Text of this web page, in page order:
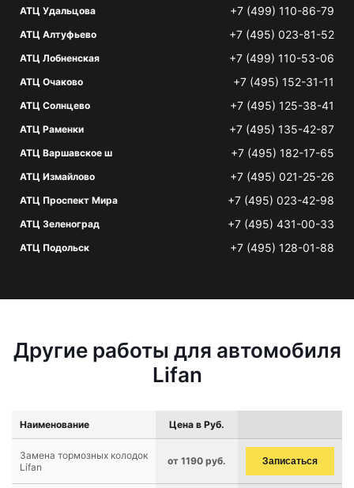
АТЦ Удальцова +7 (499) 110-86-79
АТЦ Алтуфьево +7 (495) 023-81-52
АТЦ Лобненская +7 (499) 110-53-06
АТЦ Очаково +7 (495) 152-31-11
АТЦ Солнцево +7 (495) 125-38-41
АТЦ Раменки +7 (495) 135-42-87
АТЦ Варшавское ш +7 (495) 182-17-65
АТЦ Измайлово +7 (495) 021-25-26
АТЦ Проспект Мира +7 (495) 023-42-98
АТЦ Зеленоград +7 (495) 431-00-33
АТЦ Подольск +7 (495) 128-01-88
Другие работы для автомобиля
Lifan
Наименование Цена в Руб.
Замена тормозных колодок
Lifan
от 1190 руб. Записаться